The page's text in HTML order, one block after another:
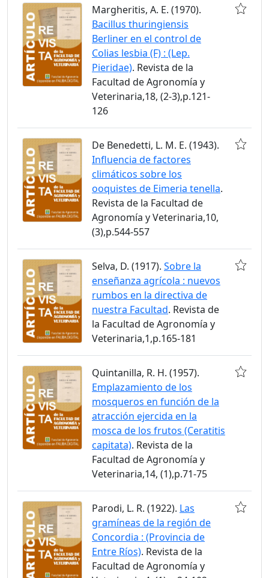
Margheritis, A. E. (1970).
Bacillus thuringiensis
Berliner en el control de
Colias lesbia (F) : (Lep.
Pieridae). Revista de la
Facultad de Agronomía y
Veterinaria,18, (2-3),p.121-
126
De Benedetti, L. M. E. (1943).
Influencia de factores
climáticos sobre los
ooquistes de Eimeria tenella.
Revista de la Facultad de
Agronomía y Veterinaria,10,
(3),p.544-557
Selva, D. (1917). Sobre la
enseñanza agrícola : nuevos
rumbos en la directiva de
nuestra Facultad. Revista de
la Facultad de Agronomía y
Veterinaria,1,p.165-181
Quintanilla, R. H. (1957).
Emplazamiento de los
mosqueros en función de la
atracción ejercida en la
mosca de los frutos (Ceratitis
capitata). Revista de la
Facultad de Agronomía y
Veterinaria,14, (1),p.71-75
Parodi, L. R. (1922). Las
gramíneas de la región de
Concordia : (Provincia de
Entre Ríos). Revista de la
Facultad de Agronomía y